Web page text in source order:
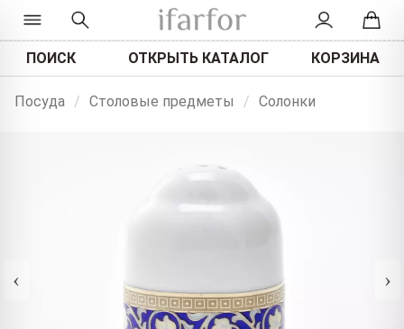
ПОИСК ОТКРЫТЬ КАТАЛОГ КОРЗИНА
Посуда / Столовые предметы / Солонки
‹ ›